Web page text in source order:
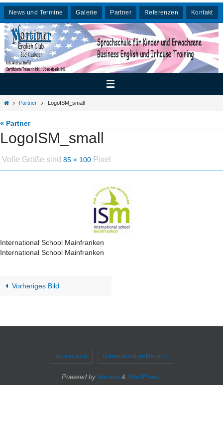
Zum
Inhalt
springen
News und Termine Galerie Partner Referenzen Kontakt
HomePartner LogoISM_small
« Partner
LogoISM_small
Volle Größe sind 85 × 100 Pixel
International School Mainfranken
International School Mainfranken
Vorheriges Bild
Impressum Datenschutzerklärung
Powered by Nirvana& WordPress.